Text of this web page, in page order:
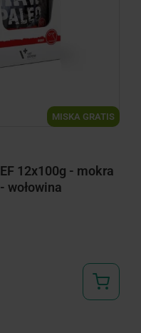
MISKA GRATIS
12x100g - mokra
wołowina